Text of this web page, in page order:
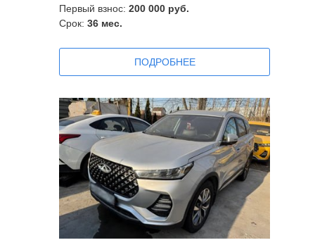
ПОДРОБНЕЕ
Первый взнос: 200 000 руб.
Срок: 36 мес.